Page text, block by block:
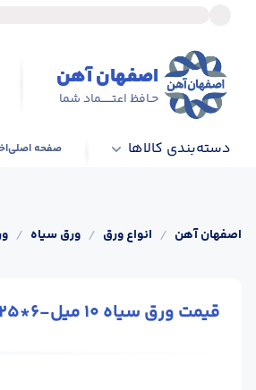
اصفهان آهن
حـافظ اعتــــــماد شما
دسته‌بندی کالاها صفحه اصلی
اصفهان آهن / انواع ورق / ورق سیاه /
قیمت ورق سیاه 10 میل-6*1.25متر